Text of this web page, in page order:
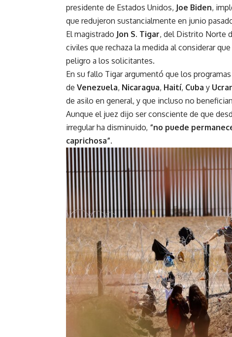
presidente de Estados Unidos, Joe Biden,
que redujeron sustancialmente en junio
El magistrado Jon S. Tigar, del Distrito Norte
civiles que rechaza la medida al considerar
peligro a los solicitantes.
En su fallo Tigar argumentó que los
de Venezuela, Nicaragua, Haití, Cuba y
de asilo en general, y que incluso no
Aunque el juez dijo ser consciente de que
irregular ha disminuido, “no puede
caprichosa”.